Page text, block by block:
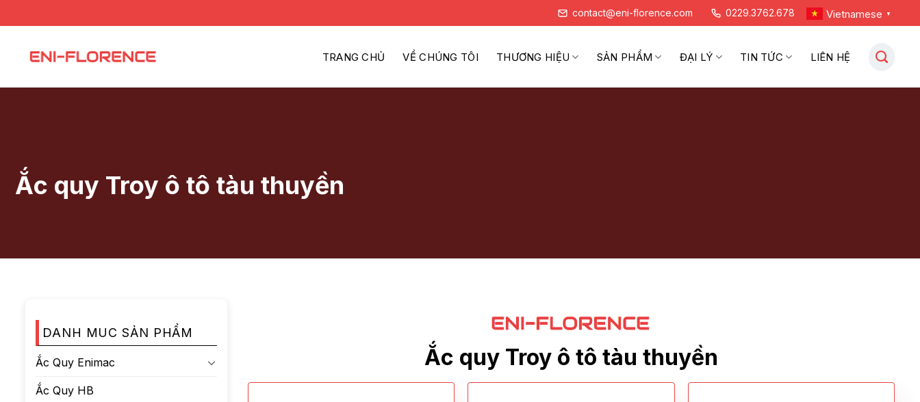
contact@eni-florence.com 0229.3762.678 Vietnamese ▼
TRANG CHỦ VỀ CHÚNG TÔI THƯƠNG HIỆU SẢN PHẨM ĐẠI LÝ TIN TỨC LIÊN HỆ
Ắc quy Troy ô tô tàu thuyền
DANH MUC SẢN PHẨM
Ắc Quy Enimac
Ắc Quy HB
Ắc quy Troy ô tô tàu thuyền